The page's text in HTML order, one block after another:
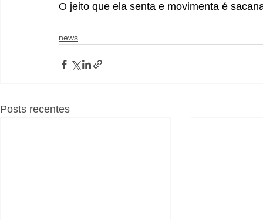
O jeito que ela senta e movimenta é
news
Posts recentes